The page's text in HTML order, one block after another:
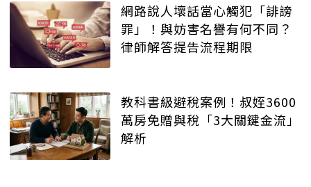
網路說人壞話當心觸犯「誹謗
罪」！與妨害名譽有何不同？
律師解答提告流程期限
教科書級避稅案例！叔姪3600
萬房免贈與稅「3大關鍵金流」
解析